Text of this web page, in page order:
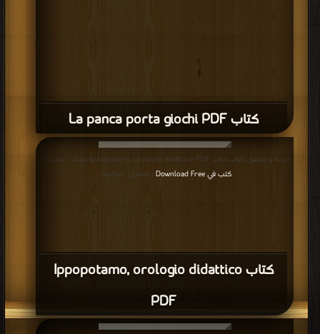
كتاب La panca porta giochi PDF
كتاب Ippopotamo, orologio didattico
PDF
قراءة و تحميل كتاب كتاب Ippopotamo, orologio didattico PDF مجانا | مكتبة >
كتب في Download Free
| التحميل : مرة/مرات